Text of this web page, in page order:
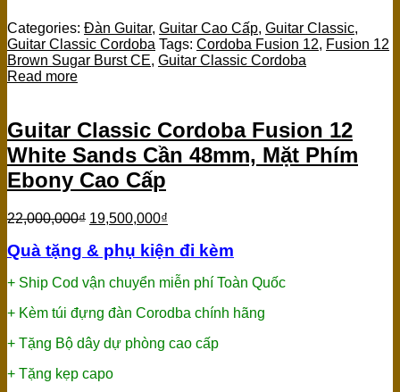
Categories: Đàn Guitar, Guitar Cao Cấp, Guitar Classic,
Guitar Classic Cordoba Tags: Cordoba Fusion 12, Fusion 12
Brown Sugar Burst CE, Guitar Classic Cordoba
Read more
Guitar Classic Cordoba Fusion 12
White Sands Cần 48mm, Mặt Phím
Ebony Cao Cấp
22,000,000₫ 19,500,000₫
Quà tặng & phụ kiện đi kèm
+ Ship Cod vận chuyển miễn phí Toàn Quốc
+ Kèm túi đựng đàn Corodba chính hãng
+ Tặng Bộ dây dự phòng cao cấp
+ Tặng kẹp capo